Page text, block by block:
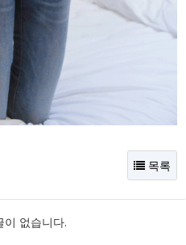
목록
이 없습니다.